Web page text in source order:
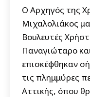
Ο Αρχηγός της
Μιχαλολιάκος
Βουλευτές
Παναγιώταρο
επισκέφθηκαν
τις πλημμύρες
Αττικής, όπου